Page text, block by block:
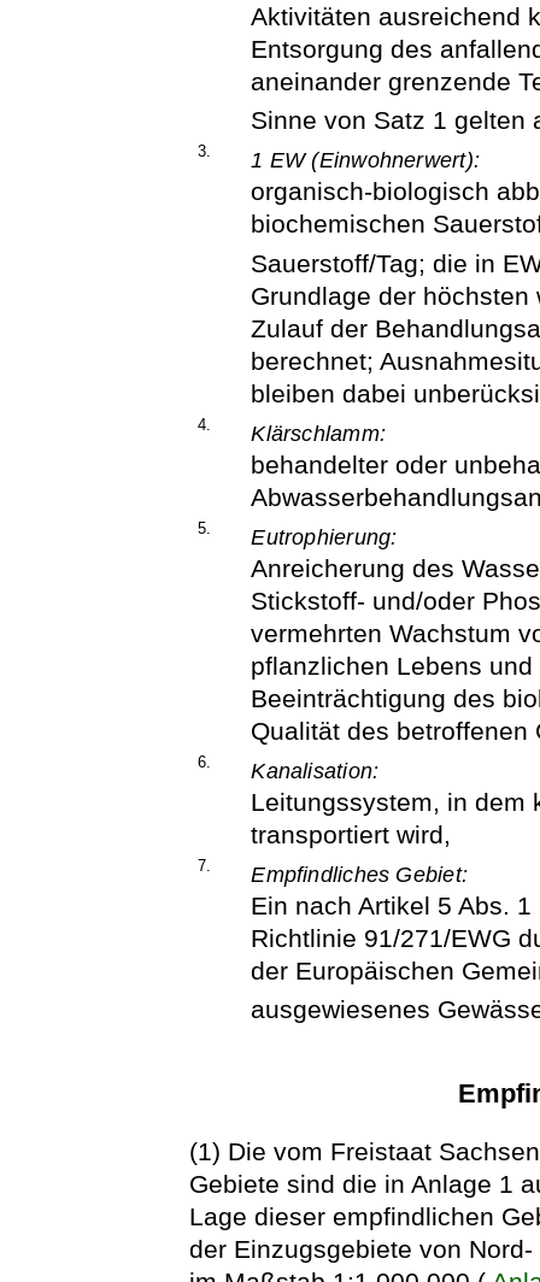
Aktivitäten ausreichend
Entsorgung des
aneinander grenzende
Sinne von Satz 1
3. 1 EW (Einwohnerwert):
organisch-biologisch
biochemischen
Sauerstoff/Tag; die in
Grundlage der
Zulauf der
berechnet;
bleiben dabei
4. Klärschlamm:
behandelter oder
5. Eutrophierung:
Anreicherung des
Stickstoff- und/oder
vermehrten Wachstum
pflanzlichen Lebens
Beeinträchtigung des
Qualität des betroffenen
6. Kanalisation:
Leitungssystem, in dem
transportiert wird,
7. Empfindliches Gebiet:
Ein nach Artikel 5 Abs.
Richtlinie 91/271/EWG
der Europäischen
ausgewiesenes
(1) Die vom Freistaat
Gebiete sind die in Anlage 1
Lage dieser empfindlichen
der Einzugsgebiete von